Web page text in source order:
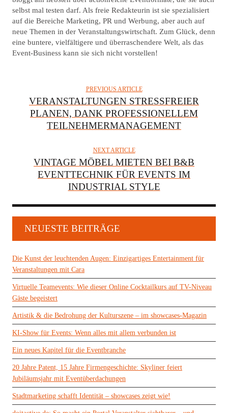
H
O
R
selbst mal testen darf. Als freie Redakteurin ist sie spezialisiert
auf die Bereiche Marketing, PR und Werbung, aber auch auf
neue Themen in der Veranstaltungswirtschaft. Zum Glück, denn
eine buntere, vielfältigere und überraschendere Welt, als das
Event-Business kann sie sich nicht vorstellen!
PREVIOUS ARTICLE
VERANSTALTUNGEN STRESSFREIER
PLANEN, DANK PROFESSIONELLEM
TEILNEHMERMANAGEMENT
NEXT ARTICLE
VINTAGE MÖBEL MIETEN BEI B&B
EVENTTECHNIK FÜR EVENTS IM
INDUSTRIAL STYLE
NEUESTE BEITRÄGE
Die Kunst der leuchtenden Augen: Einzigartiges Entertainment für
Veranstaltungen mit Cara
Virtuelle Teamevents: Wie dieser Online Cocktailkurs auf TV-Niveau
Gäste begeistert
Artistik & die Bedrohung der Kulturszene – im showcases-Magazin
KI-Show für Events: Wenn alles mit allem verbunden ist
Ein neues Kapitel für die Eventbranche
20 Jahre Patent, 15 Jahre Firmengeschichte: Skyliner feiert
Jubiläumsjahr mit Eventüberdachungen
Stadtmarketing schafft Identität – showcases zeigt wie!